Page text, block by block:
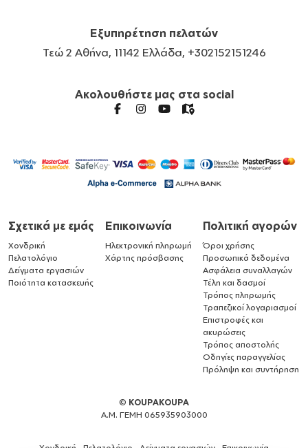
Εξυπηρέτηση πελατών
Τεώ 2 Αθήνα, 11142 Ελλάδα, +302152151246
Ακολουθήστε μας στα social
Σχετικά με εμάς
Χονδρική
Πελατολόγιο
Δείγματα εργασιών
Ποιότητα κατασκευής
Επικοινωνία
Ηλεκτρονική πληρωμή
Χάρτης πρόσβασης
Πολιτική αγορών
Όροι χρήσης
Προσωπικά δεδομένα
Ασφάλεια συναλλαγών
Τέλη και δασμοί
Τρόπος πληρωμής
Τραπεζικοί λογαριασμοί
Επιστροφές και
ακυρώσεις
Τρόπος αποστολής
Οδηγίες παραγγελίας
Πρόληψη και συντήρηση
© KOUPAKOUPA
Α.Μ. ΓΕΜΗ 065935903000